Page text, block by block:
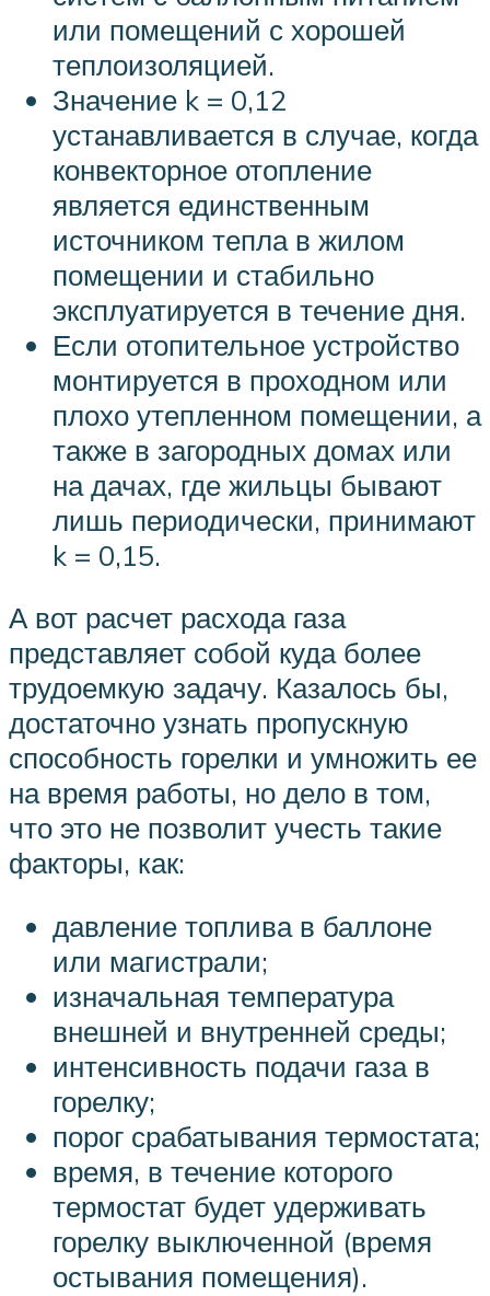
или помещений с хорошей
теплоизоляцией.
Значение k = 0,12
устанавливается в случае, когда
конвекторное отопление
является единственным
источником тепла в жилом
помещении и стабильно
эксплуатируется в течение дня.
Если отопительное устройство
монтируется в проходном или
плохо утепленном помещении, а
также в загородных домах или
на дачах, где жильцы бывают
лишь периодически, принимают
k = 0,15.
А вот расчет расхода газа
представляет собой куда более
трудоемкую задачу. Казалось бы,
достаточно узнать пропускную
способность горелки и умножить ее
на время работы, но дело в том,
что это не позволит учесть такие
факторы, как:
давление топлива в баллоне
или магистрали;
изначальная температура
внешней и внутренней среды;
интенсивность подачи газа в
горелку;
порог срабатывания термостата;
время, в течение которого
термостат будет удерживать
горелку выключенной (время
остывания помещения).